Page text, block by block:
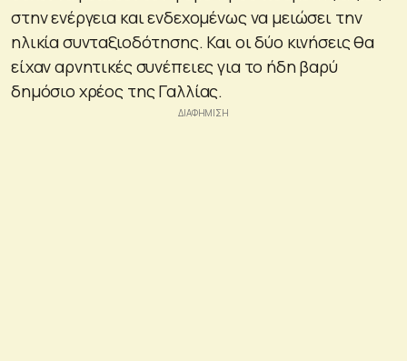
στην ενέργεια και ενδεχομένως να μειώσει την
ηλικία συνταξιοδότησης. Και οι δύο κινήσεις θα
είχαν αρνητικές συνέπειες για το ήδη βαρύ
δημόσιο χρέος της Γαλλίας.